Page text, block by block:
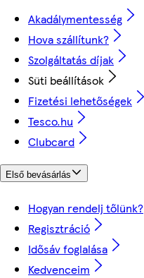
Akadálymentesség
Hova szállítunk?
Szolgáltatás díjak
Süti beállítások
Fizetési lehetőségek
Tesco.hu
Clubcard
Első bevásárlás
Hogyan rendelj tőlünk?
Regisztráció
Idősáv foglalása
Kedvenceim